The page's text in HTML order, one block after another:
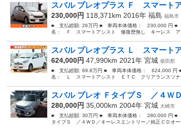
スバル プレオプラス Ｆ スマー
230,000円 118,371km 2016年 福島 福島市
■ 支払総額: 26万円 ■ 車両本体価格： 230,000 円
名： Ｆ スマートアシスト 修復歴無し キーレス ア
スバル プレオプラス Ｌ スマー
624,000円 47,990km 2021年 宮城 柴田郡
■ 支払総額: 69.8万円 ■ 車両本体価格： 624,000
名： Ｌ スマートアシスト ＥＴＣ クリアランスソナ
スバル プレオ ＦタイプＳ ／４Ｗ
280,000円 35,000km 2004年 宮城 大崎市
■ 支払総額: 30万円 ■ 車両本体価格： 280,000 円
タイプＳ ／４ＷＤ／キーレスエントリー／純正ＣＤオ